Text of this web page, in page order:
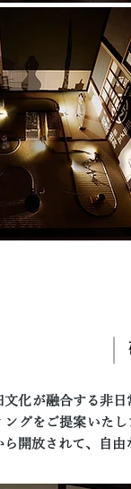
文化が融合する非
ングをご提案いた
ら開放されて、自